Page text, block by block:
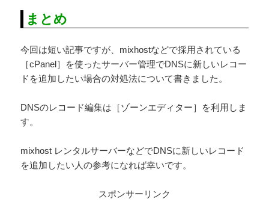
まとめ
今回は短い記事ですが、mixhostなどで採用されている
［cPanel］を使ったサーバー管理でDNSに新しいレコー
ドを追加したい場合の対処法について書きました。
DNSのレコード編集は［ゾーンエディター］を利用しま
す。
mixhost レンタルサーバーなどでDNSに新しいレコード
を追加したい人の参考になれば幸いです。
スポンサーリンク